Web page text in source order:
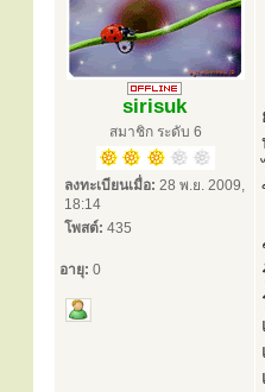
sirisuk
สมาชิก ระดับ 6
ลงทะเบียนเมื่อ: 28 พ.ย. 2009,
18:14
โพสต์: 435
อายุ: 0